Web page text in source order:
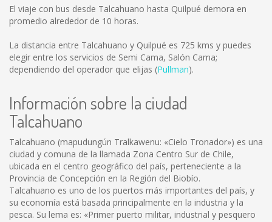
El viaje con bus desde Talcahuano hasta Quilpué demora en
promedio alrededor de 10 horas.
La distancia entre Talcahuano y Quilpué es 725 kms y puedes
elegir entre los servicios de Semi Cama, Salón Cama;
dependiendo del operador que elijas (Pullman).
Información sobre la ciudad
Talcahuano
Talcahuano (mapudungún Tralkawenu: «Cielo Tronador») es una
ciudad y comuna de la llamada Zona Centro Sur de Chile,
ubicada en el centro geográfico del país, perteneciente a la
Provincia de Concepción en la Región del Biobío.
Talcahuano es uno de los puertos más importantes del país, y
su economía está basada principalmente en la industria y la
pesca. Su lema es: «Primer puerto militar, industrial y pesquero